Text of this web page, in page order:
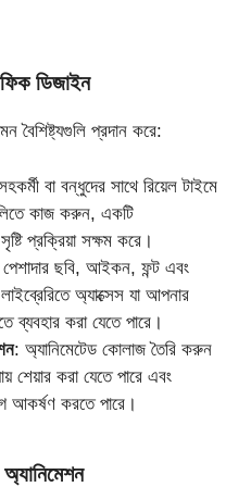
ডিজাইন
বৈশিষ্ট্যগুলি প্রদান করে:
বা বন্ধুদের সাথে রিয়েল টাইমে
কাজ করুন, একটি
প্রক্রিয়া সক্ষম করে।
ছবি, আইকন, ফন্ট এবং
অ্যাক্সেস যা আপনার
করা যেতে পারে।
: অ্যানিমেটেড কোলাজ তৈরি করুন
শেয়ার করা যেতে পারে এবং
আকর্ষণ করতে পারে।
অ্যানিমেশন